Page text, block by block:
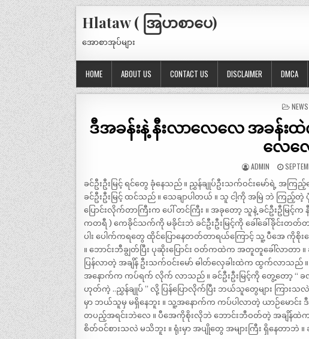
Hlataw ( အြပာစာပေ)
အောစာအုပ်များ
HOME ABOUT US CONTACT US DISCLAIMER DMCA
NEWS
ဒီအခန်းနဲ့ နီးလာလေလေ အခန်း
လေ
ADMIN
ခင်ဦးဦးမြင့် ရင်တွေ ခုံနေသည် ။ ညွှန်ချုပ်ဦးသက်ဝင်းမော်ရဲ့ အကြ
ခင်ဦးဦးမြင့် ထင်သည် ။ သေချာပါတယ် ။ သူ ငါ့ကို အမြဲ ဘဲ က
ပြောင်းလိုက်တာကြီးက ပေါ် တင်ကြီး ။ အခုတော့ သူနဲ့ ခင်ဦးဦမြင့်က
ကတရီ ) ကေခိုင်သက်ကို မခိုင်းဘဲ ခင်ဦးဦးမြင့်ကို ခေါ်ခေါ်ခိုင်းတတ်
ပါး ပေါက်ကရတွေ ထိုင်ပြောနေတတ်တာရယ်ကြောင့် သူ့ ပီအေ ကိုစိုး
။ ဘောင်းဘီချွတ်ပြီး ပုဆိုးပြောင်း ဝတ်ကထဲက အတူတူခေါ်လာတာ
ပြန်လာတဲ့ အချိန် ဦးသက်ဝင်းမော် ဓါတ်လှေခါးထဲက ထွက်လာသည်
အနောက်က ကပ်ရက် လိုက် လာသည် ။ ခင်ဦးဦးမြင့်ကို တွေ့တော့ “ ခဏ
ဟုတ်ကဲ့ ..ညွှန်ချုပ် ” လို့ ပြန်ပြောလိုက်ပြီး ဘယ်သူတွေများ ကြာ
မှာ ဘယ်သူမှ မရှိနေဘူး ။ သူ့အနောက်က ကပ်ပါလာတဲ့ ယာဉ်မောင်း ဒီရို
တပည့်အရင်းဘဲလေ ။ ပီအေကိုစိုးလိုဘဲ ဘောင်းဘီဝတ်တဲ့ အချိန်ထဲက သူ့
စိတ်ဝင်စားသလဲ မသိဘူး ။ ရုံးမှာ အပျိုတွေ အများကြီး ရှိနေတာဘဲ